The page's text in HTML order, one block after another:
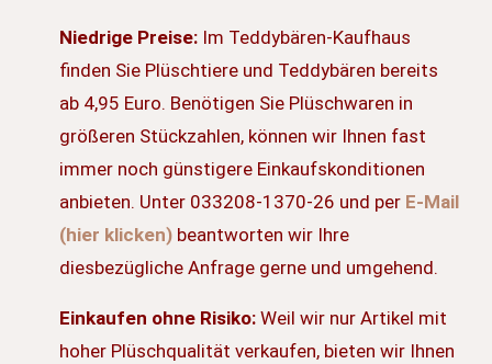
Niedrige Preise: Im Teddybären-Kaufhaus
finden Sie Plüschtiere und Teddybären bereits
ab 4,95 Euro. Benötigen Sie Plüschwaren in
größeren Stückzahlen, können wir Ihnen fast
immer noch günstigere Einkaufskonditionen
anbieten. Unter 033208-1370-26 und per E-Mail
(hier klicken) beantworten wir Ihre
diesbezügliche Anfrage gerne und umgehend.
Einkaufen ohne Risiko: Weil wir nur Artikel mit
hoher Plüschqualität verkaufen, bieten wir Ihnen